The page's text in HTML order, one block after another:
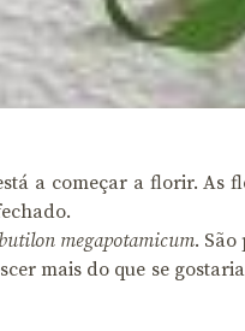
a começar a florir. As
megapotamicum.
mais do que se